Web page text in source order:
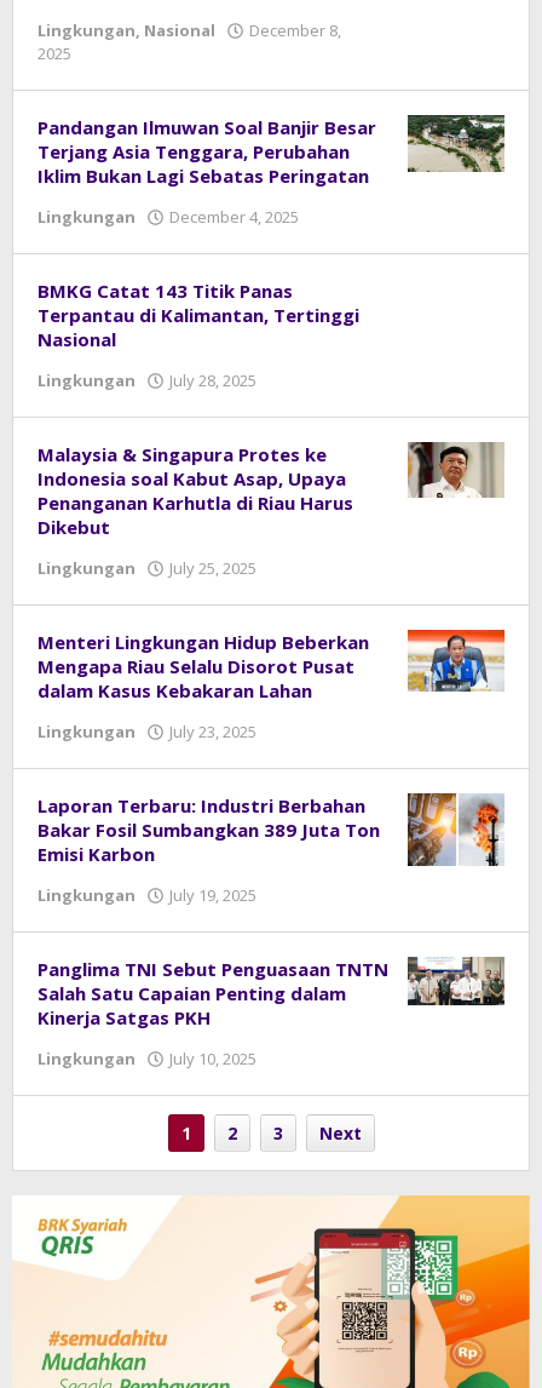
Lingkungan, Nasional
December 8,
2025
Pandangan Ilmuwan Soal Banjir Besar
Terjang Asia Tenggara, Perubahan
Iklim Bukan Lagi Sebatas Peringatan
Lingkungan December 4, 2025
BMKG Catat 143 Titik Panas
Terpantau di Kalimantan, Tertinggi
Nasional
Lingkungan July 28, 2025
Malaysia & Singapura Protes ke
Indonesia soal Kabut Asap, Upaya
Penanganan Karhutla di Riau Harus
Dikebut
Lingkungan July 25, 2025
Menteri Lingkungan Hidup Beberkan
Mengapa Riau Selalu Disorot Pusat
dalam Kasus Kebakaran Lahan
Lingkungan July 23, 2025
Laporan Terbaru: Industri Berbahan
Bakar Fosil Sumbangkan 389 Juta Ton
Emisi Karbon
Lingkungan July 19, 2025
Panglima TNI Sebut Penguasaan TNTN
Salah Satu Capaian Penting dalam
Kinerja Satgas PKH
Lingkungan July 10, 2025
1 2 3 Next